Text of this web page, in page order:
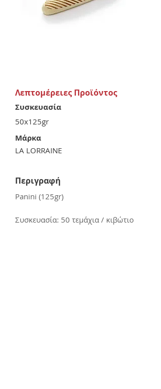
Λεπτομέρειες Προϊόντος
Συσκευασία
50x125gr
Μάρκα
LA LORRAINE
Περιγραφή
Panini (125gr)
Συσκευασία: 50 τεμάχια / κιβώτιο